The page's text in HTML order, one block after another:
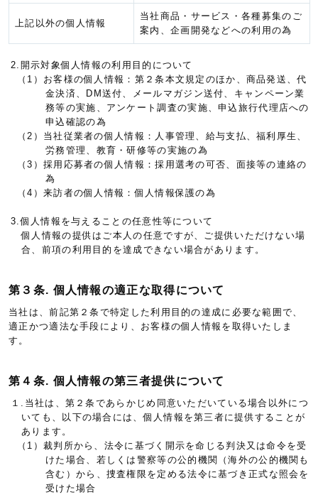
上記以外の個人情報
当社商品・サービス・各種募集のご
案内、企画開発などへの利用の為
2.開示対象個人情報の利用目的について
（1）お客様の個人情報：第２条本文規定のほか、商品発送、代
金決済、DM送付、メールマガジン送付、キャンペーン業
務等の実施、アンケート調査の実施、申込旅行代理店への
申込確認の為
（2）当社従業者の個人情報：人事管理、給与支払、福利厚生、
労務管理、教育・研修等の実施の為
（3）採用応募者の個人情報：採用選考の可否、面接等の連絡の
為
（4）来訪者の個人情報：個人情報保護の為
3.個人情報を与えることの任意性等について
個人情報の提供はご本人の任意ですが、ご提供いただけない場
合、前項の利用目的を達成できない場合があります。
第３条. 個人情報の適正な取得について
当社は、前記第２条で特定した利用目的の達成に必要な範囲で、
適正かつ適法な手段により、お客様の個人情報を取得いたしま
す。
第４条. 個人情報の第三者提供について
１.当社は、第２条であらかじめ同意いただいている場合以外につ
いても、以下の場合には、個人情報を第三者に提供することが
あります。
（1）裁判所から、法令に基づく開示を命じる判決又は命令を受
けた場合、若しくは警察等の公的機関（海外の公的機関も
含む）から、捜査権限を定める法令に基づき正式な照会を
受けた場合